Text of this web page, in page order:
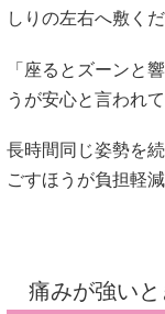
しりの左右へ敷く
「座るとズーンと
うが安心と言われて
長時間同じ姿勢を
ごすほうが負担軽
痛みが強い